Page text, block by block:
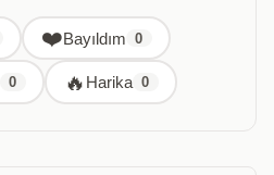
❤️Bayıldım 0
0 🔥 Harika 0